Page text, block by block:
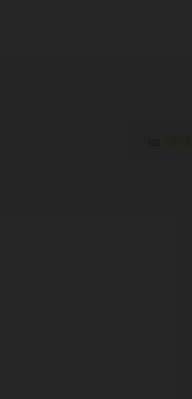
LISTE